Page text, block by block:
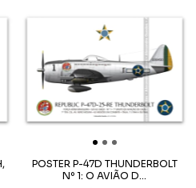
POSTER P-47D THUNDERBOLT
Nº 1: O AVIÃO D...